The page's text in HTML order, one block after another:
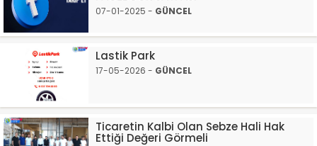
07-01-2025 - GÜNCEL
Lastik Park
17-05-2026 - GÜNCEL
Ticaretin Kalbi Olan Sebze Hali Hak
Ettiği Değeri Görmeli